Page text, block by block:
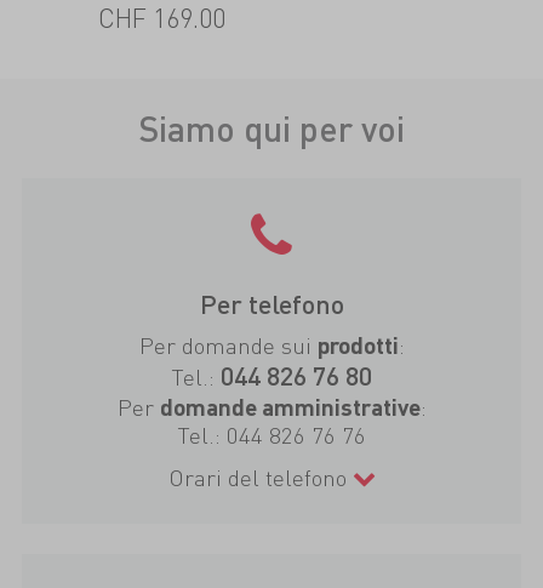
CHF 169.00
Siamo qui per voi
Per telefono
Per domande sui prodotti:
Tel.: 044 826 76 80
Per domande amministrative:
Tel.: 044 826 76 76
Orari del telefono